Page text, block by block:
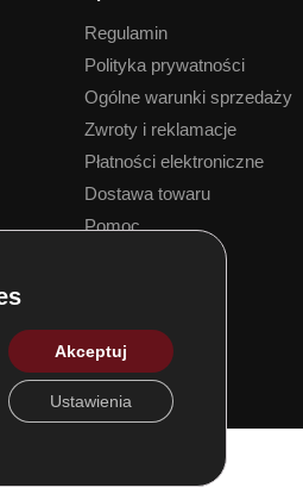
Regulamin
Polityka prywatności
Ogólne warunki sprzedaży
Zwroty i reklamacje
Płatności elektroniczne
Dostawa towaru
Pomoc
Akceptuj
Ustawienia